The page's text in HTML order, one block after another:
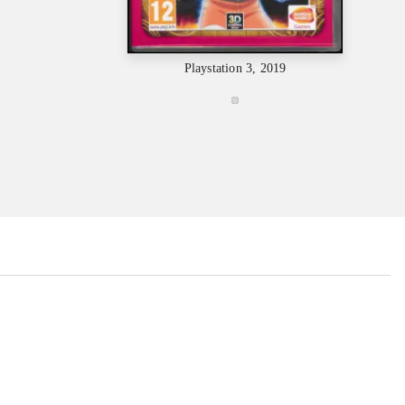
Playstation 3, 2019